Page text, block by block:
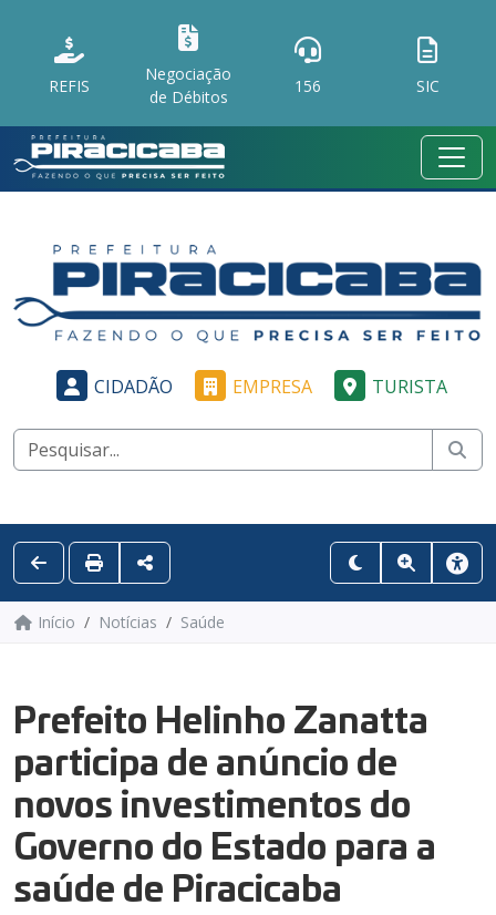
REFIS
Negociação
de Débitos
156 SIC
CIDADÃO EMPRESA TURISTA
Início Notícias Saúde
Prefeito Helinho Zanatta
participa de anúncio de
novos investimentos do
Governo do Estado para a
saúde de Piracicaba